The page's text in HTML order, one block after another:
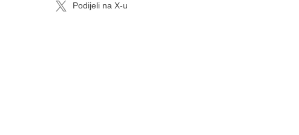
Podijeli na X-u